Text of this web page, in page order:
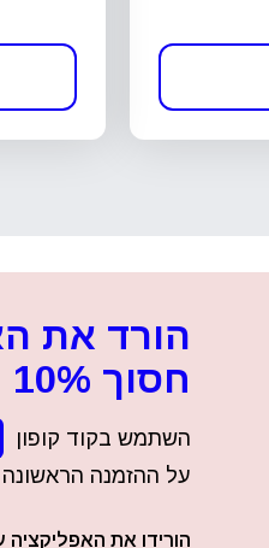
הורד את
חסוך 10%
השתמש בקוד קופון
על ההזמנה
הורידו את האפליקציה